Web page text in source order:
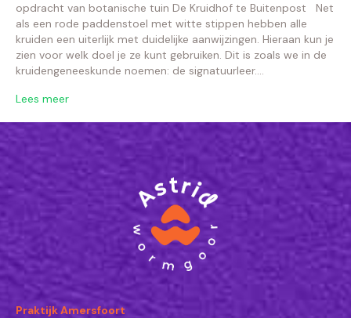
opdracht van botanische tuin De Kruidhof te Buitenpost Net
als een rode paddenstoel met witte stippen hebben alle
kruiden een uiterlijk met duidelijke aanwijzingen. Hieraan kun je
zien voor welk doel je ze kunt gebruiken. Dit is zoals we in de
kruidengeneeskunde noemen: de signatuurleer.…
Lees meer
Praktijk Amersfoort